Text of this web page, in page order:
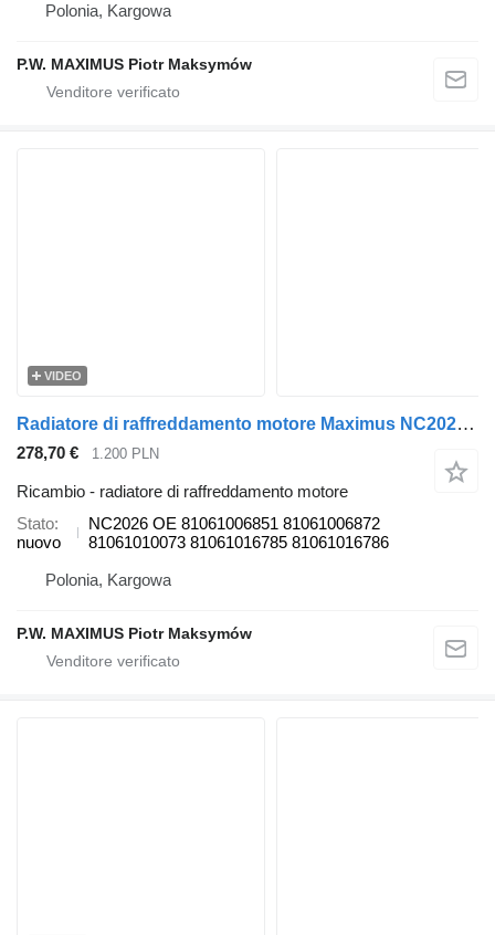
Polonia, Kargowa
P.W. MAXIMUS Piotr Maksymów
VIDEO
Radiatore di raffreddamento motore Maximus NC2026 per camion MAN TGS
278,70 € 1.200 PLN
Ricambio - radiatore di raffreddamento motore
Stato
nuovo
NC2026 OE 81061006851 81061006872
81061010073 81061016785 81061016786
Polonia, Kargowa
P.W. MAXIMUS Piotr Maksymów